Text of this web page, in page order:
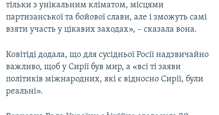
тільки з унікальним кліматом, місцями
партизанської та бойової слави, але і зможуть самі
взяти участь у цікавих заходах», – сказала вона.
Ковітіді додала, що для сусідньої Росії надзвичайно
важливо, щоб у Сирії був мир, а «всі ті заяви
політиків міжнародних, які є відносно Сирії, були
реальні».